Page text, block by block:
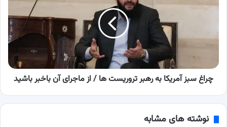
آمریکا
از
ماجرای
چراغ سبز آمریکا به رهبر تروریست‎ ها / از ماجرای آن باخبر باشید
نوشته های مشابه